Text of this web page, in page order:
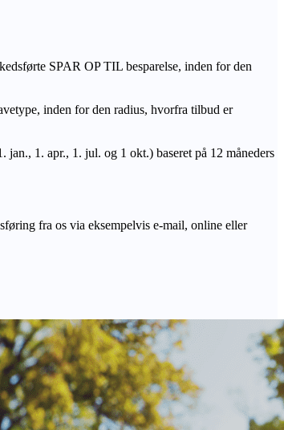
SPAR OP TIL besparelse, inden for den
inden for den radius, hvorfra tilbud er
1. apr., 1. jul. og 1 okt.) baseret på 12 måneders
fra os via eksempelvis e-mail, online eller